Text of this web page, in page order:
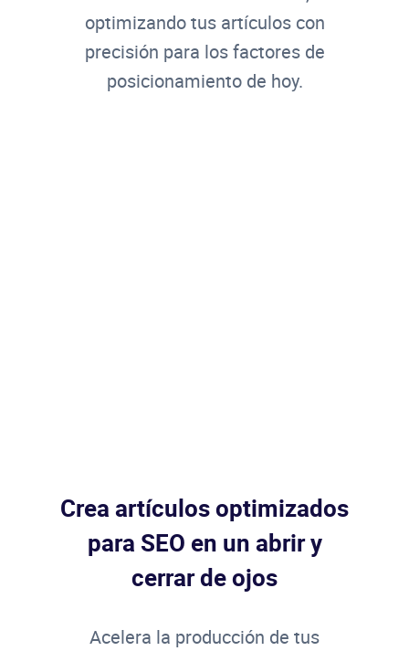
optimizando tus artículos con
precisión para los factores de
posicionamiento de hoy.
Crea artículos optimizados
para SEO en un abrir y
cerrar de ojos
Acelera la producción de tus